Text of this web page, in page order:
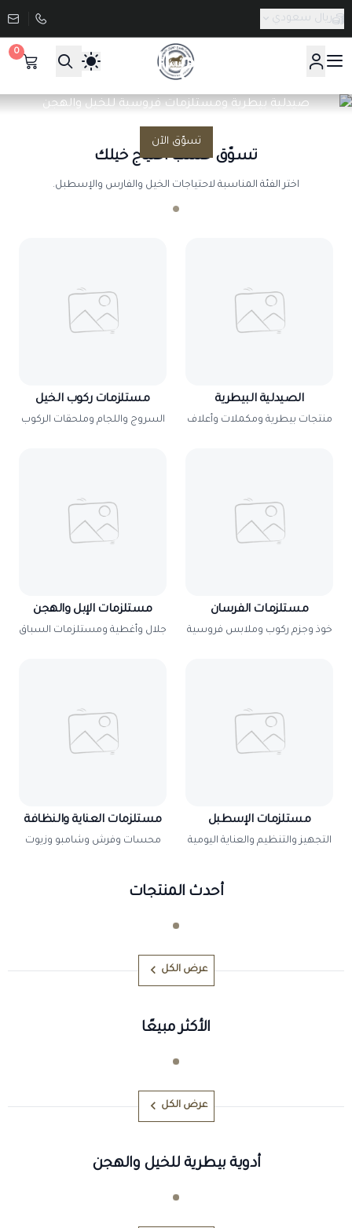
ريال سعودي
صيدلية طموح
0
طموح الخيال
صيدلية بيطرية ومستلزمات فروسية للخيل والهجن
تسوّق الآن
تسوّق حسب احتياج خيلك
اختر الفئة المناسبة لاحتياجات الخيل والفارس والإسطبل.
الصيدلية البيطرية
منتجات بيطرية ومكملات وأعلاف
مستلزمات ركوب الخيل
السروج واللجام وملحقات الركوب
مستلزمات الفرسان
خوذ وجزم ركوب وملابس فروسية
مستلزمات الإبل والهجن
جلال وأغطية ومستلزمات السباق
مستلزمات الإسطبل
التجهيز والتنظيم والعناية اليومية
مستلزمات العناية والنظافة
محسات وفرش وشامبو وزيوت
أحدث المنتجات
عرض الكل
الأكثر مبيعًا
عرض الكل
أدوية بيطرية للخيل والهجن